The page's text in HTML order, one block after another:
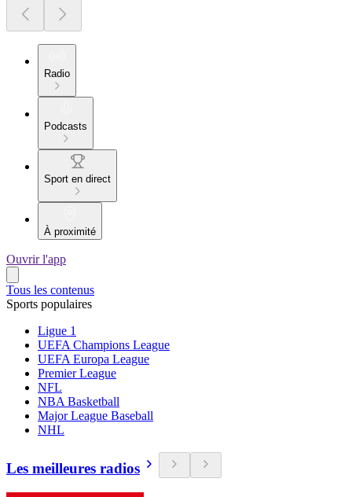
Radio
Podcasts
Sport en direct
À proximité
Ouvrir l'app
Tous les contenus
Sports populaires
Ligue 1
UEFA Champions League
UEFA Europa League
Premier League
NFL
NBA Basketball
Major League Baseball
NHL
Les meilleures radios